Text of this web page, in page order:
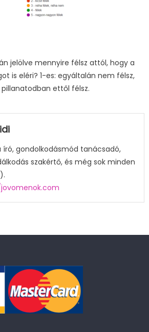
jelölve mennyire félsz attól, hogy a
is eléri? 1-es: egyáltalán nem félsz,
ettől félsz.
író, gondolkodásmód tanácsadó,
szakértő, és még sok minden